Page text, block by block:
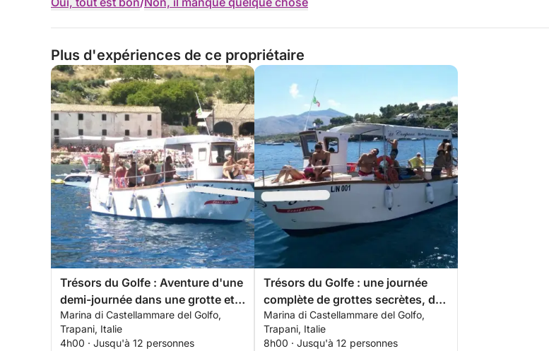
Plus d'expériences de ce propriétaire
Trésors du Golfe : Aventure d'une
demi-journée dans une grotte et
au thon
Marina di Castellammare del Golfo,
Trapani, Italie
4h00 · Jusqu'à 12 personnes
Trésors du Golfe : une journée
complète de grottes secrètes, de
pêche au thon historique et du
bleu infini
Marina di Castellammare del Golfo,
Trapani, Italie
8h00 · Jusqu'à 12 personnes